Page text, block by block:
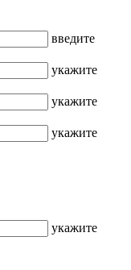
введите
укажите
укажите
укажите
укажите